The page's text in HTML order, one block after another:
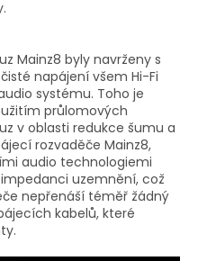
Mainz8 byly navrženy s
napájení všem Hi-Fi
systému. Toho je
průlomových
v oblasti redukce šumu a
rozvaděče Mainz8,
audio technologiemi
uzemnění, což
nepřenáší téměř žádný
kabelů, které